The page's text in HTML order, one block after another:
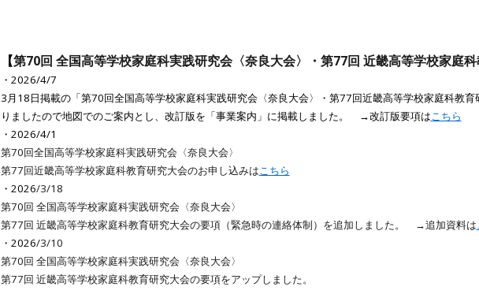
【第70回 全国高等学校家庭科実践研究会〈奈良大会〉 ・ 第77回 近畿高等学校家庭
・2026/4/7
3月18日掲載の「第70回全国高等学校家庭科実践研究会〈奈良大会〉・第77回近畿高等学校家庭科教
りましたので地図でのご案内とし、改訂版を「事業案内」に掲載しました。 →改訂版要項はこちら
・2026/4/1
第70回全国高等学校家庭科実践研究会〈奈良大会〉
第77回近畿高等学校家庭科教育研究大会のお申し込みはこちら
・2026/3/18
第70回 全国高等学校家庭科実践研究会〈奈良大会〉
第77回 近畿高等学校家庭科教育研究大会の要項（緊急時の連絡体制）を追加しました。 →追加資料は
・2026/3/10
第70回 全国高等学校家庭科実践研究会〈奈良大会〉
第77回 近畿高等学校家庭科教育研究大会の要項をアップしました。